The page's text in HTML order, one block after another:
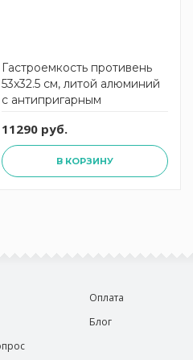
Гастроемкость противень
53x32.5 см, литой алюминий
с антипригарным
AMT5333WP AMT
11290 руб.
В КОРЗИНУ
Оплата
Блог